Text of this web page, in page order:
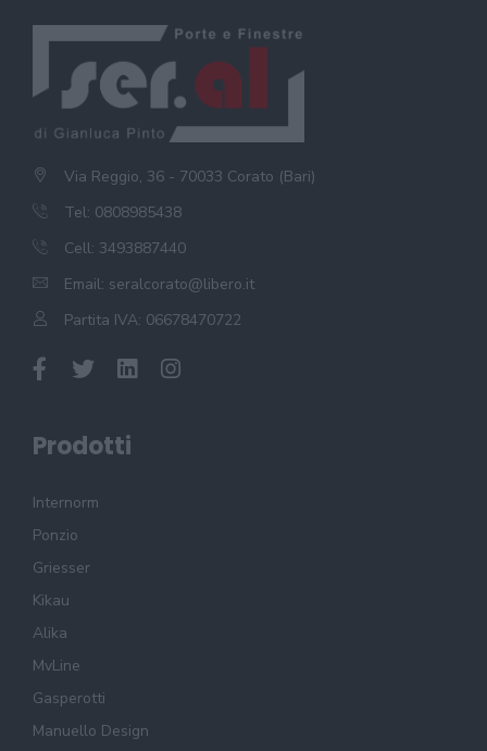
Via Reggio, 36 - 70033 Corato (Bari)
Tel: 0808985438
Cell: 3493887440
Email: seralcorato@libero.it
Partita IVA: 06678470722
Prodotti
Internorm
Ponzio
Griesser
Kikau
Alika
MvLine
Gasperotti
Manuello Design